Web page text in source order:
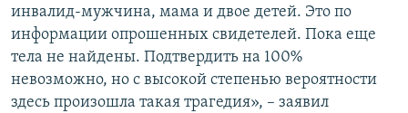
инвалид-мужчина, мама и двое детей. Это по
информации опрошенных свидетелей. Пока еще
тела не найдены. Подтвердить на 100%
невозможно, но с высокой степенью вероятности
здесь произошла такая трагедия», – заявил